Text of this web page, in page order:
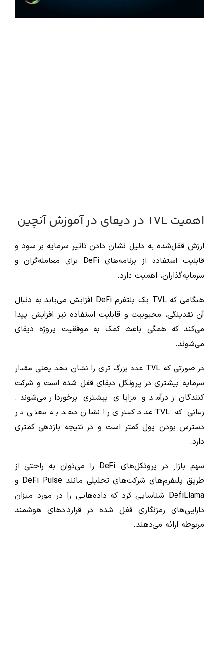
اهمیت TVL در دیفای در آموزش آنچین
ارزش قفل‌شده به دلیل نشان دادن تاثیر سرمایه بر سود و
قابلیت استفاده از برنامه‌های DeFi برای معامله‌گران و
سرمایه‌گذاران، اهمیت دارد.
هنگامی که TVL یک پلتفرم DeFi افزایش می‌یابد به دنبال
آن نقدینگی، محبوبیت و قابلیت استفاده نیز افزایش پیدا
می‌کند که همگی باعث کمک به موفقیت پروژه دیفای
می‌شوند.
در صورتی که TVL عدد بزرگ تری را نشان دهد یعنی مقدار
سرمایه بیشتری در پروتکل دیفای قفل شده است و شرکت
‌کنندگان از درآمد و مزایای بیشتری برخوردار می‌شوند.
زمانی که TVL عدد کمتری را نشان دهد به معنی در
دسترس بودن پول کمتر است و در نتیجه بازدهی کمتری
دارد.
سهم بازار در پروتکل‌های DeFi را می‌توان به راحتی از
طریق پلتفرم‌های شرکت‌های تحلیلی مانند DeFi Pulse و
DefiLlama شناسایی کرد که داده‌هایی را در مورد میزان
دارایی‌های رمزنگاری قفل شده در قراردادهای هوشمند
مربوطه ارائه می‌دهند.